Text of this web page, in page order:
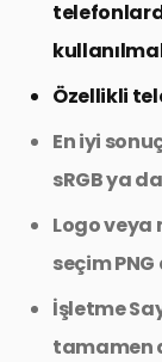
Özellikli
En iyi
sRGB ya
Logo veya
seçim
İşletme
tamamen